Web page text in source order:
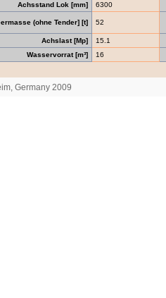
Achsstand Lok [mm] 6300
(ohne Tender] [t] 52
Achslast [Mp]
15.1
Wasservorrat [m³]
16
Germany 2009